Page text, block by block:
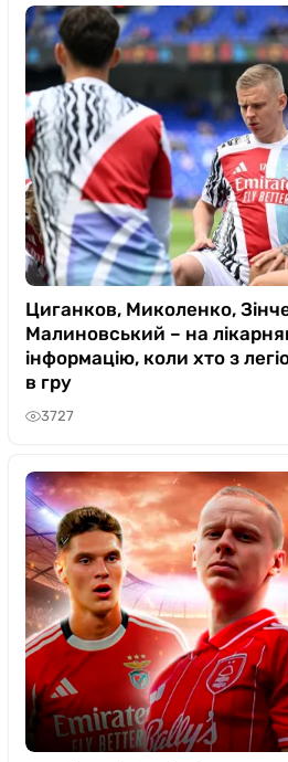
Циганков, Миколенко,
Малиновський – на
інформацію, коли хто з
в гру
3727